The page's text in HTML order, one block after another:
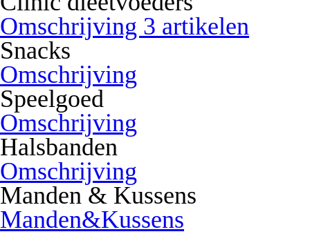
Omschrijving 3 artikelen
Snacks
Omschrijving
Speelgoed
Omschrijving
Halsbanden
Omschrijving
Manden & Kussens
Manden&Kussens